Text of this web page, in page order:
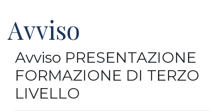
Avviso
Avviso PRESENTAZIONE
FORMAZIONE DI TERZO
LIVELLO